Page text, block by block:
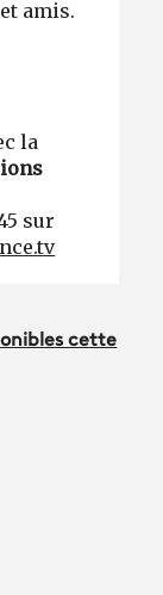
amis.
la
sur
cette
sur
cet article sur